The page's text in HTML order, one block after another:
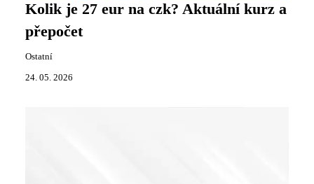
Kolik je 27 eur na czk? Aktuální kurz a
přepočet
Ostatní
24. 05. 2026